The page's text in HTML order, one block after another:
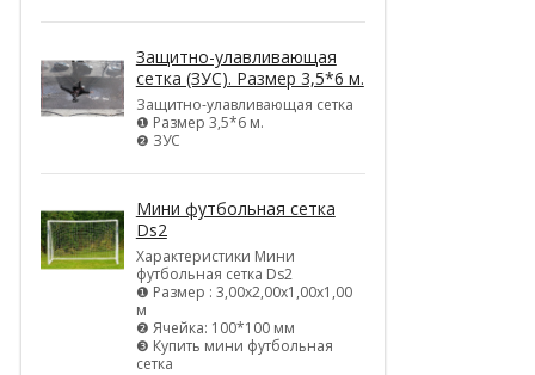
Защитно-улавливающая
сетка (ЗУС). Размер 3,5*6 м.
Защитно-улавливающая сетка
❶ Размер 3,5*6 м.
❷ ЗУС
Мини футбольная сетка
Ds2
Характеристики Мини
футбольная сетка Ds2
❶ Размер : 3,00х2,00х1,00х1,00
м
❷ Ячейка: 100*100 мм
❸ Купить мини футбольная
сетка